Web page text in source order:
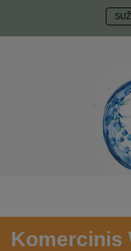
Komercinis